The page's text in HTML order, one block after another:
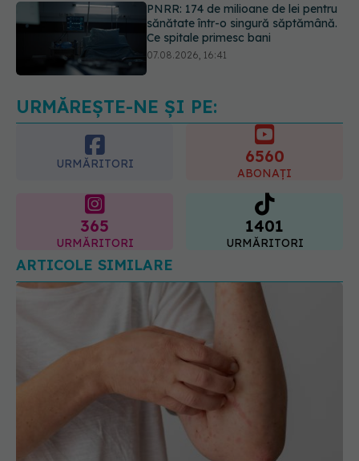
Ce spune culoarea ta preferată
despre vârsta pe care o ai. Care
URMĂREȘTE-NE ȘI PE:
URMĂRITORI 6560
ABONAȚI
365
URMĂRITORI
1401
URMĂRITORI
ARTICOLE SIMILARE